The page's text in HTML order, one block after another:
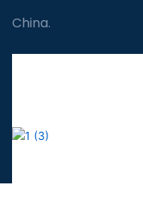
China.